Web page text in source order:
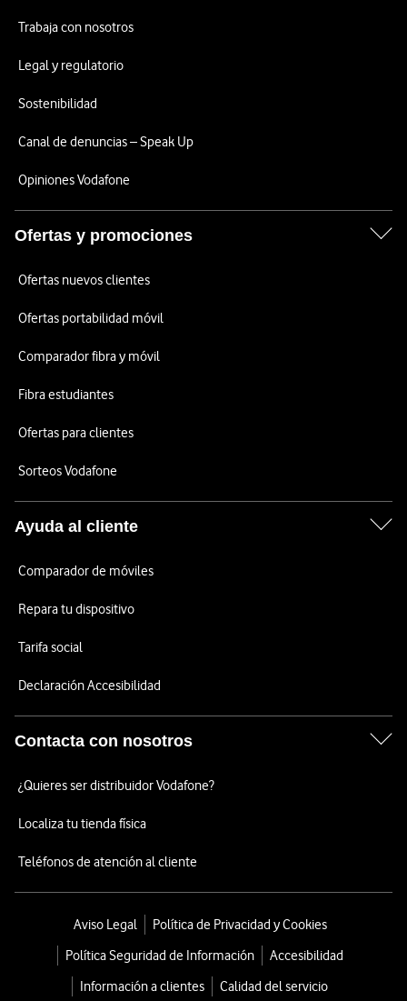
Trabaja con nosotros
Legal y regulatorio
Sostenibilidad
Canal de denuncias – Speak Up
Opiniones Vodafone
Ofertas y promociones
Ofertas nuevos clientes
Ofertas portabilidad móvil
Comparador fibra y móvil
Fibra estudiantes
Ofertas para clientes
Sorteos Vodafone
Ayuda al cliente
Comparador de móviles
Repara tu dispositivo
Tarifa social
Declaración Accesibilidad
Contacta con nosotros
¿Quieres ser distribuidor Vodafone?
Localiza tu tienda física
Teléfonos de atención al cliente
Aviso Legal
Política de Privacidad y Cookies
Política Seguridad de Información
Accesibilidad
Información a clientes
Calidad del servicio